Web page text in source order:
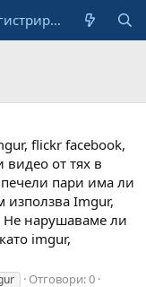
Регистрирай се
flickr facebook,
от тях в
пари има ли
използва Imgur,
нарушаваме ли
imgur,
Отговори: 0